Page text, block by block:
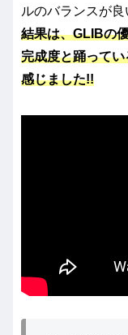
ルのバランスが
結果は、GLIBの
完成度と踊って
感じました!!